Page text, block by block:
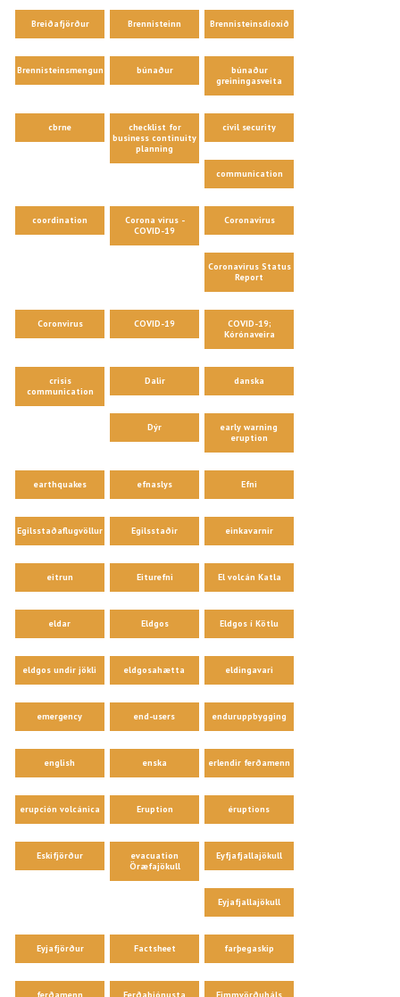
Breiðafjörður Brennisteinn Brennisteinsdíoxíð
Brennisteinsmengun búnaður
búnaður
greiningasveita
cbrne
checklist for
business continuity
planning
civil security
communication
coordination
Corona virus -
COVID-19
Coronavirus
Coronavirus Status
Report
Coronvirus COVID-19
COVID-19;
Kórónaveira
crisis
communication
Dalir danska
Dýr
early warning
eruption
earthquakes efnaslys Efni
Egilsstaðaflugvöllur Egilsstaðir einkavarnir
eitrun Eiturefni El volcán Katla
eldar Eldgos Eldgos í Kötlu
eldgos undir jökli eldgosahætta eldingavari
emergency end-users enduruppbygging
english enska erlendir ferðamenn
erupción volcánica Eruption éruptions
Eskifjörður
evacuation
Öræfajökull
Eyfjafjallajökull
Eyjafjallajökull
Eyjafjörður Factsheet farþegaskip